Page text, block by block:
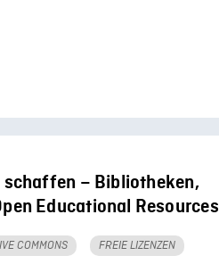
schaffen – Bibliotheken,
Educational Resources
COMMONS FREIE LIZENZEN